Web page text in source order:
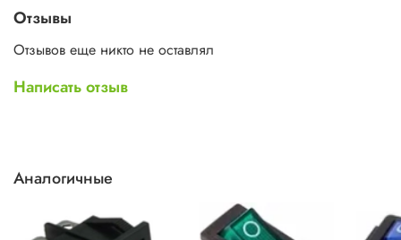
Отзывы
Отзывов еще никто не оставлял
Написать отзыв
Аналогичные